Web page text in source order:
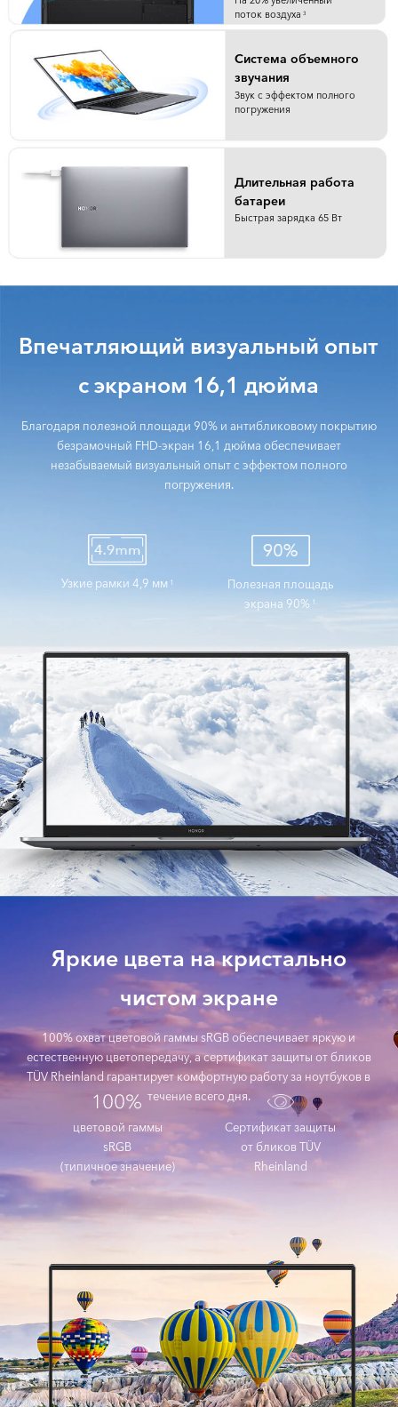
поток воздуха 3
Система объемного
звучания
Звук с эффектом полного
погружения
Длительная работа
батареи
Быстрая зарядка 65 Вт
Впечатляющий визуальный опыт
с экраном 16,1 дюйма
Благодаря полезной площади 90% и антибликовому покрытию
безрамочный FHD-экран 16,1 дюйма обеспечивает
незабываемый визуальный опыт с эффектом полного
погружения.
Узкие рамки 4,9 мм 1
Полезная площадь
экрана 90% 1
Яркие цвета на кристально
чистом экране
100% охват цветовой гаммы sRGB обеспечивает яркую и
естественную цветопередачу, а сертификат защиты от бликов
TÜV Rheinland гарантирует комфортную работу за ноутбуков в
течение всего дня.
цветовой гаммы
sRGB
(типичное значение)
Сертификат защиты
от бликов TÜV
Rheinland